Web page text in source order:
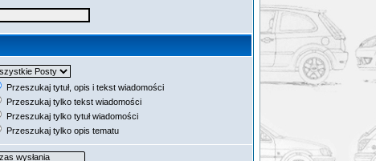
Przeszukaj tytuł, opis i tekst wiadomości
Przeszukaj tylko tekst wiadomości
Przeszukaj tylko tytuł wiadomości
Przeszukaj tylko opis tematu